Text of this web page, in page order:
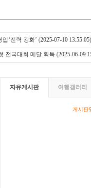
‘전력 강화’ (2025-07-10 13:55:05)
전국대회 메달 획득 (2025-06-09
자유게시판 여행갤러리
게시판